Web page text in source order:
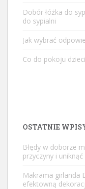
Dobór łóżka do
do sypialni
Jak wybrać
Co do pokoju
OSTATNIE
Błędy w doborze
przyczyny i
Makrama girlanda
efektowną